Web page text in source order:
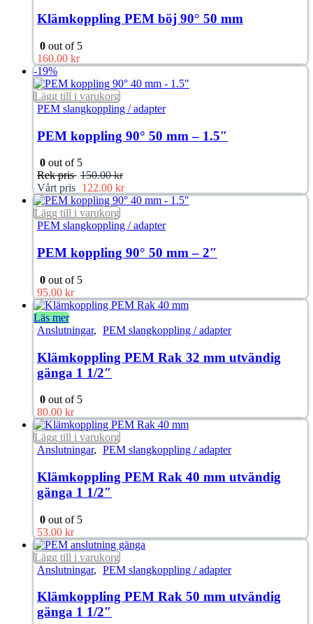
Klämkoppling PEM böj 90° 50 mm
0 out of 5
160.00 kr
-19%
Lägg till i varukorg
PEM slangkoppling / adapter
PEM koppling 90° 50 mm – 1.5″
0 out of 5
Rek pris 150.00kr
Vårt pris 122.00 kr
Lägg till i varukorg
PEM slangkoppling / adapter
PEM koppling 90° 50 mm – 2″
0 out of 5
95.00 kr
Läs mer
Anslutningar, PEM slangkoppling / adapter
Klämkoppling PEM Rak 32 mm utvändig
gänga 1 1/2″
0 out of 5
80.00 kr
Lägg till i varukorg
Anslutningar, PEM slangkoppling / adapter
Klämkoppling PEM Rak 40 mm utvändig
gänga 1 1/2″
0 out of 5
53.00 kr
Lägg till i varukorg
Anslutningar, PEM slangkoppling / adapter
Klämkoppling PEM Rak 50 mm utvändig
gänga 1 1/2″